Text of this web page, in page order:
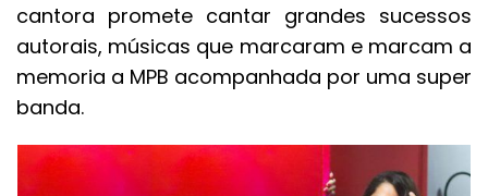
cantora promete cantar grandes sucessos
autorais, músicas que marcaram e marcam a
memoria a MPB acompanhada por uma super
banda.